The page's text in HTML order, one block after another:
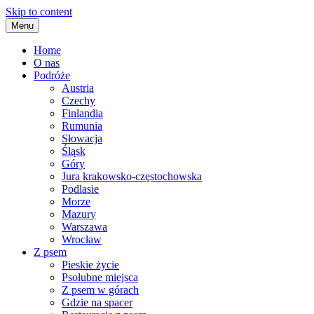
Skip to content
Menu
Home
O nas
Podróże
Austria
Czechy
Finlandia
Rumunia
Słowacja
Śląsk
Góry
Jura krakowsko-częstochowska
Podlasie
Morze
Mazury
Warszawa
Wrocław
Z psem
Pieskie życie
Psolubne miejsca
Z psem w górach
Gdzie na spacer